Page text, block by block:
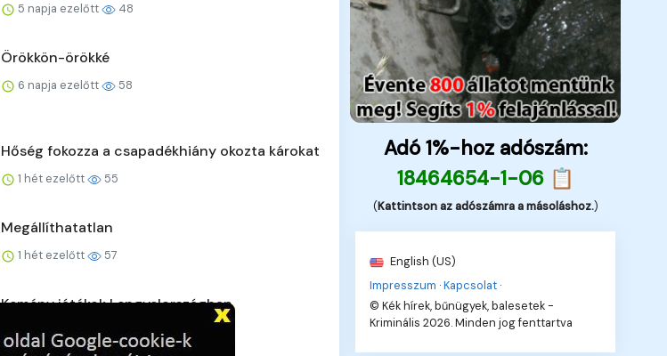
5 napja ezelőtt 48
Örökkön-örökké
6 napja ezelőtt 58
Hőség fokozza a csapadékhiány okozta károkat
1 hét ezelőtt 55
Megállíthatatlan
1 hét ezelőtt 57
Kemény játékok Lengyelországban
1 hét ezelőtt
Adó 1%-hoz adószám:
18464654-1-06 📋
(Kattintson az adószámra a másoláshoz.)
English (US)
Impresszum ·Kapcsolat ·
© Kék hírek, bűnügyek, balesetek -
Kriminális 2026. Minden jog fenttartva